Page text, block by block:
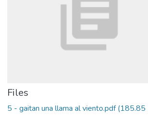
Files
5 - gaitan una llama al viento.pdf(185.85